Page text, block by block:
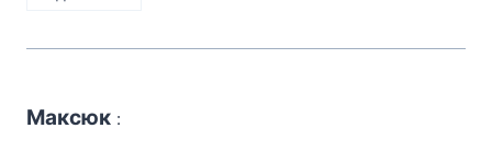
Максюк :